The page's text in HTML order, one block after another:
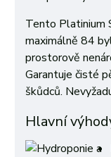
Tento Platinium
maximálně 84
prostorově
Garantuje čisté
škůdců.
Hlavní